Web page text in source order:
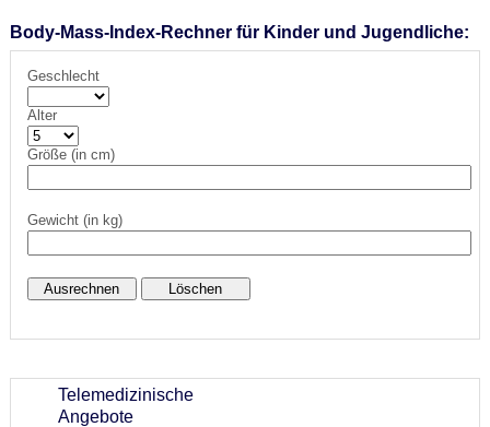
Body-Mass-Index-Rechner für Kinder und Jugendliche:
Geschlecht
Alter
Größe (in cm)
Gewicht (in kg)
Telemedizinische
Angebote